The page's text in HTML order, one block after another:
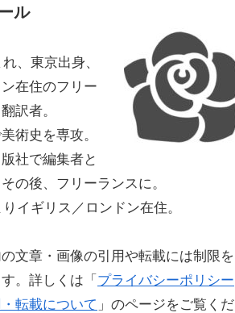
ル
、東京出身、
在住のフリー
訳者。
術史を専攻。
社で編集者と
の後、フリーランスに。
イギリス／ロンドン在住。
文章・画像の引用や転載には制限を
。詳しくは「 プライバシーポリシー
転載について 」のページをご覧くだ